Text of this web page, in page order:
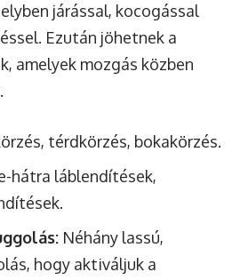
járással, kocogással
Ezután jöhetnek a
amelyek mozgás közben
térdkörzés, bokakörzés.
hátra láblendítések,
Néhány lassú,
hogy aktiváljuk a